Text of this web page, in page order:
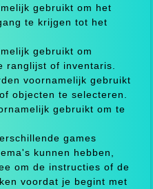
gebruikt om het
te krijgen tot het
gebruikt om
ranglijst of inventaris.
voornamelijk gebruikt
objecten te selecteren.
gebruikt om te
games
kunnen hebben,
om de instructies of de
voordat je begint met